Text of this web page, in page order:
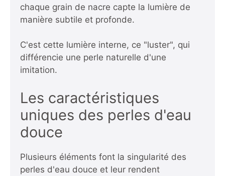
chaque grain de nacre capte la lumière de
manière subtile et profonde.
C'est cette lumière interne, ce "luster", qui
différencie une perle naturelle d'une
imitation.
Les caractéristiques
uniques des perles d'eau
douce
Plusieurs éléments font la singularité des
perles d'eau douce et leur rendent